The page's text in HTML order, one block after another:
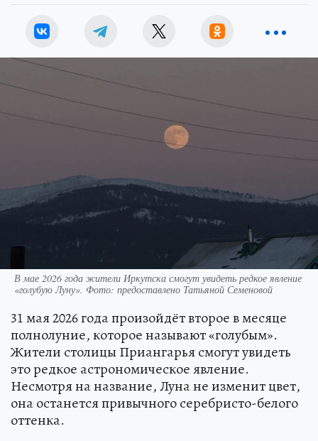
В мае 2026 года жители Иркутска смогут увидеть редкое явление
«голубую Луну». Фото: предоставлено Татьяной Семеновой
31 мая 2026 года произойдёт второе в месяце
полнолуние, которое называют «голубым».
Жители столицы Приангарья смогут увидеть
это редкое астрономическое явление.
Несмотря на название, Луна не изменит цвет,
она останется привычного серебристо-белого
оттенка.